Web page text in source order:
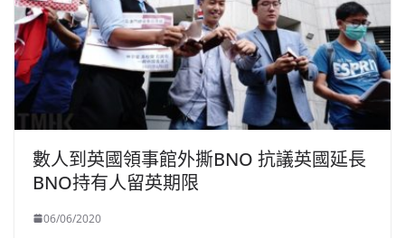
數人到英國領事館外撕BNO 抗議英國延長
BNO持有人留英期限
06/06/2020